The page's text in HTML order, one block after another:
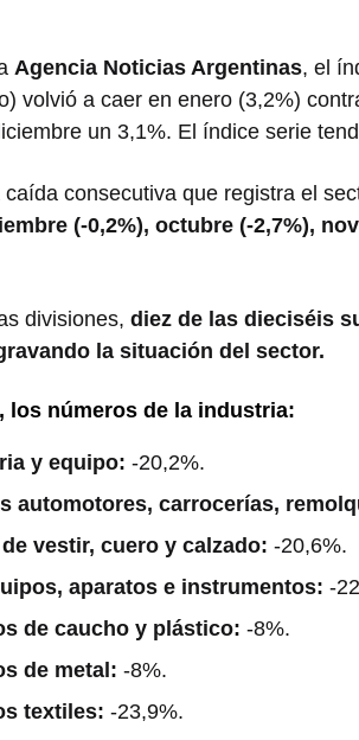
Agencia Noticias Argentinas, el
volvió a caer en enero (3,2%)
un 3,1%. El índice serie
consecutiva que registra el
(-0,2%), octubre (-2,7%),
divisiones, diez de las dieciséis
la situación del sector.
los números de la industria:
y equipo: -20,2%.
automotores, carrocerías,
vestir, cuero y calzado: -20,6%.
aparatos e instrumentos: -
de caucho y plástico: -8%.
de metal: -8%.
textiles: -23,9%.